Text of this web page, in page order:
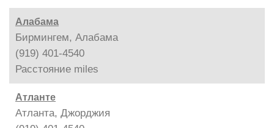
Алабама
Бирмингем, Алабама
(919) 401-4540
Расстояние miles
Атланте
Атланта, Джорджия